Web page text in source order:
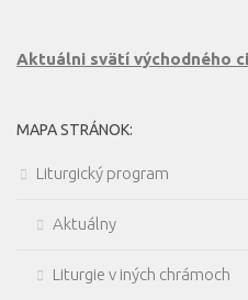
Aktuálni svätí východného
MAPA STRÁNOK:
Liturgický program
Aktuálny
Liturgie v iných chrámoch